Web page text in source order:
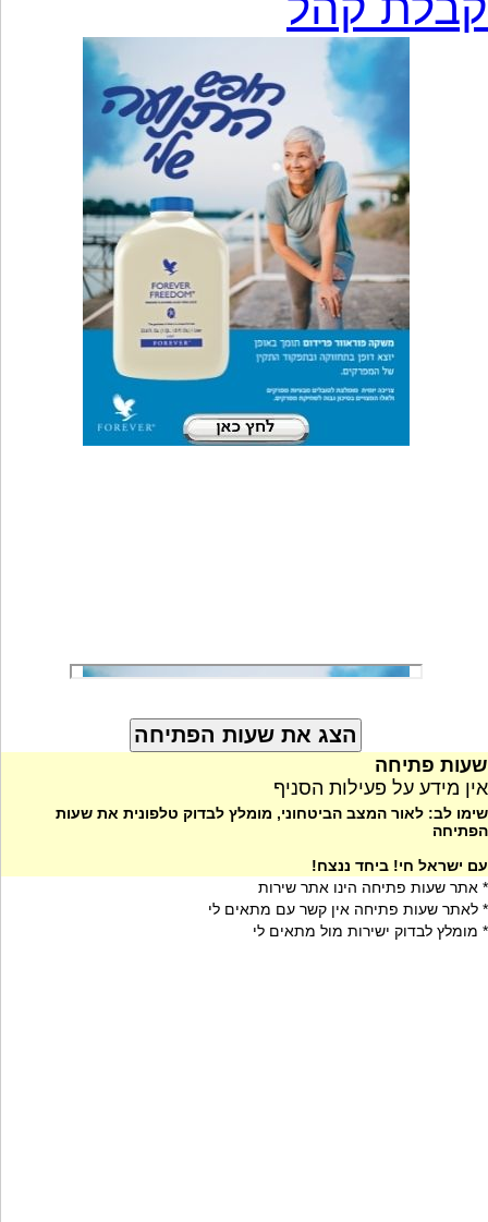
שעות פתיחה
אין מידע על פעילות הסניף
שימו לב: לאור המצב הביטחוני, מומלץ לבדוק טלפונית את שעות
הפתיחה
עם ישראל חי! ביחד ננצח!
* אתר שעות פתיחה הינו אתר שירות
* לאתר שעות פתיחה אין קשר עם מתאים לי
* מומלץ לבדוק ישירות מול מתאים לי